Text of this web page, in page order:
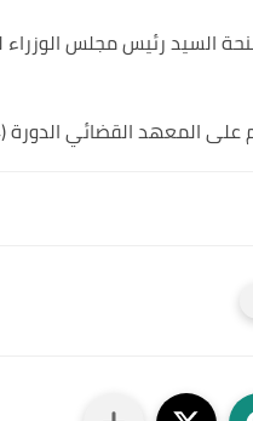
السيد رئيس مجلس الوزراء
القضائي الدورة (54) والدورة (55)